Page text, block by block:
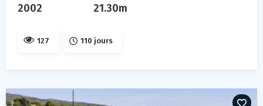
2002 21.30m
127 110 jours